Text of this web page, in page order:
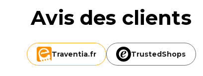
Avis des clients
Traventia.fr TrustedShops